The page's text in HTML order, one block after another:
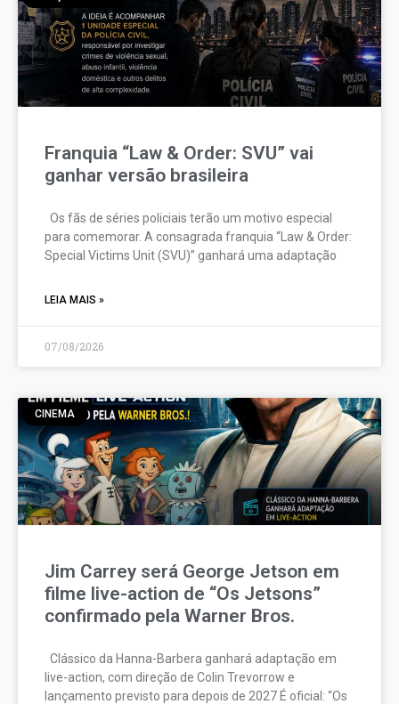
Franquia “Law & Order: SVU” vai
ganhar versão brasileira
Os fãs de séries policiais terão um motivo especial
para comemorar. A consagrada franquia “Law & Order:
Special Victims Unit (SVU)” ganhará uma adaptação
LEIA MAIS »
07/08/2026
CINEMA
Jim Carrey será George Jetson em
filme live-action de “Os Jetsons”
confirmado pela Warner Bros.
Clássico da Hanna-Barbera ganhará adaptação em
live-action, com direção de Colin Trevorrow e
lançamento previsto para depois de 2027 É oficial: “Os